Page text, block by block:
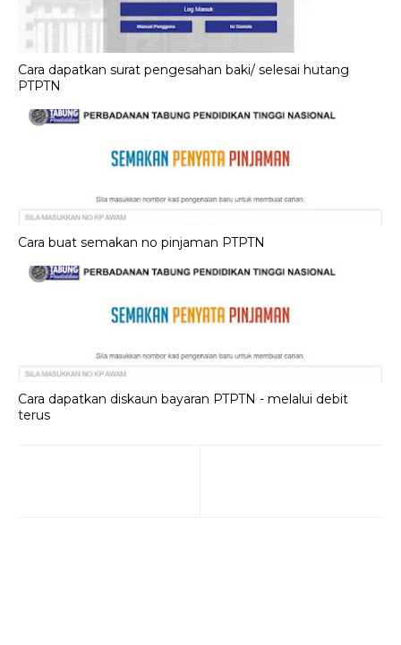
Cara dapatkan surat pengesahan baki/ selesai hutang
PTPTN
Cara buat semakan no pinjaman PTPTN
Cara dapatkan diskaun bayaran PTPTN - melalui debit
terus